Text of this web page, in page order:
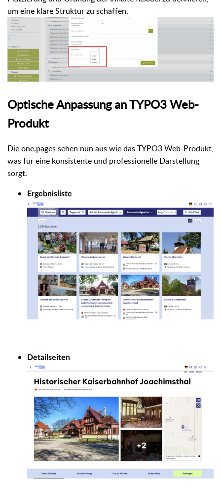
um eine klare Struktur zu schaffen.
Optische Anpassung an TYPO3 Web-
Produkt
Die one.pages sehen nun aus wie das TYPO3 Web-Produkt,
was für eine konsistente und professionelle Darstellung
sorgt.
Ergebnisliste
Detailseiten